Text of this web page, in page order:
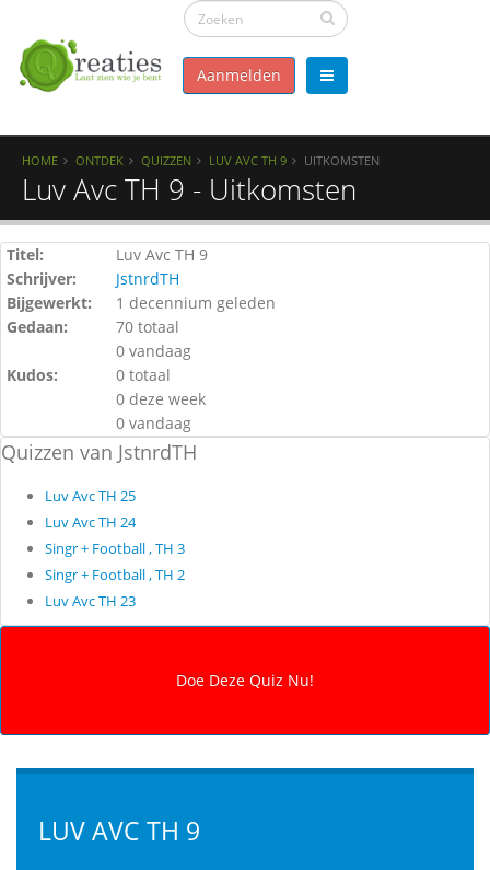
Aanmelden
HOME ONTDEK QUIZZEN LUV AVC TH 9 UITKOMSTEN
Luv Avc TH 9 - Uitkomsten
Titel:
Luv Avc TH 9
Schrijver:
JstnrdTH
Bijgewerkt:
1 decennium geleden
Gedaan:
70 totaal
0 vandaag
Kudos:
0 totaal
0 deze week
0 vandaag
Quizzen van JstnrdTH
Luv Avc TH 25
Luv Avc TH 24
Singr + Football , TH 3
Singr + Football , TH 2
Luv Avc TH 23
LUV AVC TH 9